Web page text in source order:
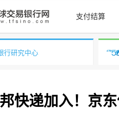
支付结算
行研究中心
快递加入！京